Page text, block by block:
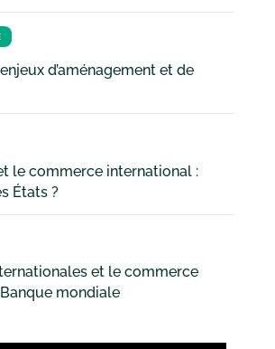
enjeux d’aménagement et de
le commerce international :
États ?
et le commerce
mondiale